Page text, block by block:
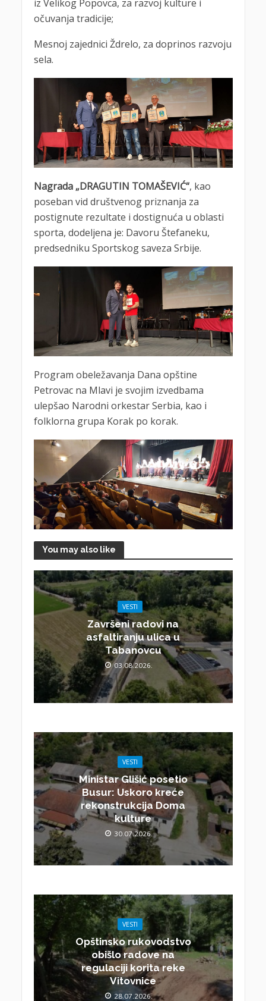
iz Velikog Popovca, za razvoj kulture i
očuvanja tradicije;
Mesnoj zajednici Ždrelo, za doprinos razvoju
sela.
Nagrada „DRAGUTIN TOMAŠEVIĆ“, kao
poseban vid društvenog priznanja za
postignute rezultate i dostignuća u oblasti
sporta, dodeljena je: Davoru Štefaneku,
predsedniku Sportskog saveza Srbije.
Program obeležavanja Dana opštine
Petrovac na Mlavi je svojim izvedbama
ulepšao Narodni orkestar Serbia, kao i
folklorna grupa Korak po korak.
You may also like
VESTI
Završeni radovi na
asfaltiranju ulica u
Tabanovcu
03.08.2026.
VESTI
Ministar Glišić posetio
Busur: Uskoro kreće
rekonstrukcija Doma
kulture
30.07.2026.
VESTI
Opštinsko rukovodstvo
obišlo radove na
regulaciji korita reke
Vitovnice
28.07.2026.